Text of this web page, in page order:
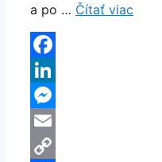
a po … Čítať viac
Facebook
LinkedIn
Messenger
Email